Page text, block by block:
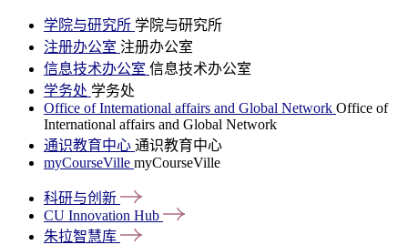
学院与研究所 学院与研究所
注册办公室 注册办公室
信息技术办公室 信息技术办公室
学务处 学务处
Office of International affairs and Global Network Office of
International affairs and Global Network
通识教育中心 通识教育中心
myCourseVille myCourseVille
科研与创新
CU Innovation Hub
朱拉智慧库